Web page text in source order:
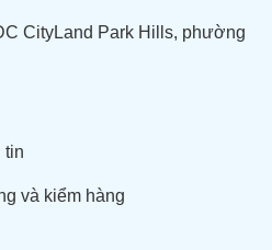
CityLand Park Hills, phường
tin
và kiểm hàng